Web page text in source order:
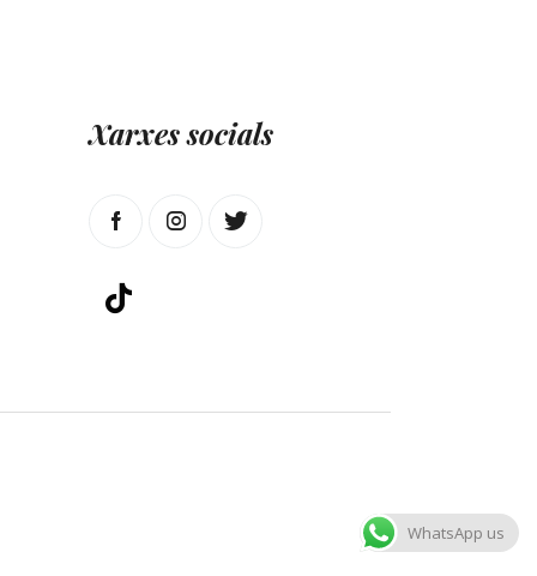
Xarxes socials
WhatsApp us